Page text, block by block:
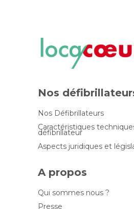
Nos
Nos Défibrillateurs
Caractéristiques
défibrillateur
Aspects juridiques et
A propos
Qui sommes nous ?
Presse